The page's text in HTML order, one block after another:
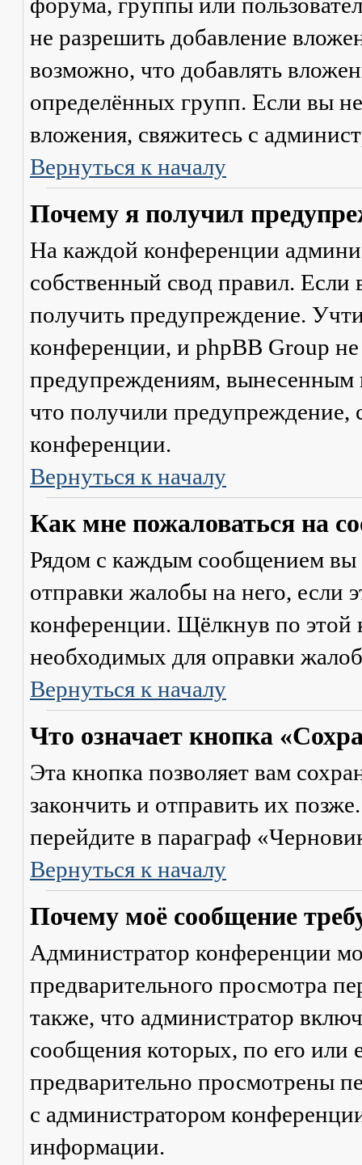
не разрешить добавление
возможно, что добавлять
определённых групп. Если вы
вложения, свяжитесь с
Вернуться к началу
Почему я получил
На каждой конференции
собственный свод правил.
получить предупреждение.
конференции, и phpBB Group
предупреждениям, вынесенным
что получили предупреждение,
конференции.
Вернуться к началу
Как мне пожаловаться на
Рядом с каждым сообщением вы
отправки жалобы на него, если
конференции. Щёлкнув по этой
необходимых для оправки
Вернуться к началу
Что означает кнопка
Эта кнопка позволяет вам
закончить и отправить их
перейдите в параграф
Вернуться к началу
Почему моё сообщение
Администратор конференции
предварительного просмотра
также, что администратор
сообщения которых, по его
предварительно просмотрены
с администратором
информации.